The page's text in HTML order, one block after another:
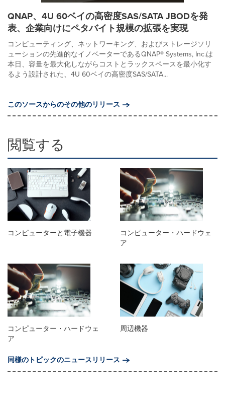
QNAP、4U 60ベイの高密度SAS/SATA JBODを発
表、企業向けにペタバイト規模の拡張を実現
コンピューティング、ネットワーキング、およびストレージソリ
ューションの先進的なイノベーターであるQNAP® Systems, Inc.は
本日、容量を最大化しながらコストとラックスペースを最小化す
るよう設計された、4U 60ベイの高密度SAS/SATA...
このソースからのその他のリリース
閲覧する
コンピューターと電子機器
コンピューター・ハードウェ
ア
コンピューター・ハードウェ
ア
周辺機器
同様のトピックのニュースリリース